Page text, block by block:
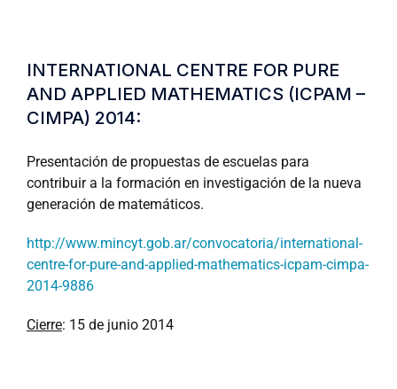
INTERNATIONAL CENTRE FOR PURE
AND APPLIED MATHEMATICS (ICPAM –
CIMPA) 2014:
Presentación de propuestas de escuelas para
contribuir a la formación en investigación de la nueva
generación de matemáticos.
http://www.mincyt.gob.ar/convocatoria/international-
centre-for-pure-and-applied-mathematics-icpam-cimpa-
2014-9886
Cierre: 15 de junio 2014